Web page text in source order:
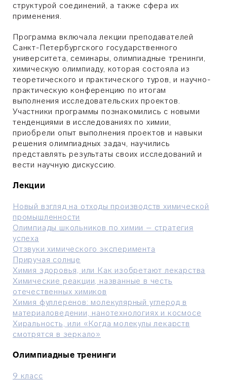
структурой соединений, а также сфера их
применения.
Программа включала лекции преподавателей
Санкт-Петербургского государственного
университета, семинары, олимпиадные тренинги,
химическую олимпиаду, которая состояла из
теоретического и практического туров, и научно-
практическую конференцию по итогам
выполнения исследовательских проектов.
Участники программы познакомились с новыми
тенденциями в исследованиях по химии,
приобрели опыт выполнения проектов и навыки
решения олимпиадных задач, научились
представлять результаты своих исследований и
вести научную дискуссию.
Лекции
Новый взгляд на отходы производств химической
промышленности
Олимпиады школьников по химии – стратегия
успеха
Отзвуки химического эксперимента
Приручая солнце
Химия здоровья, или Как изобретают лекарства
Химические реакции, названные в честь
отечественных химиков
Химия фуллеренов: молекулярный углерод в
материаловедении, нанотехнологиях и космосе
Хиральность, или «Когда молекулы лекарств
смотрятся в зеркало»
Олимпиадные тренинги
9 класс